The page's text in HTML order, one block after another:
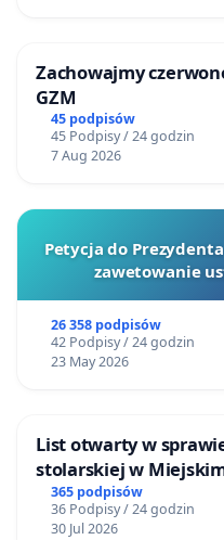
Zachowajmy
GZM
45 podpisów
45 Podpisy / 24 godzin
7 Aug 2026
Petycja do
zawetowanie
26 358 podpisów
42 Podpisy / 24 godzin
23 May 2026
List otwarty w
stolarskiej w
Gdańsku
365 podpisów
36 Podpisy / 24 godzin
30 Jul 2026